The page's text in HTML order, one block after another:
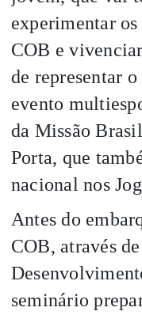
experimentar
COB e
de representar
evento
da Missão
Porta, que
nacional nos
Antes do
COB, através
seminário